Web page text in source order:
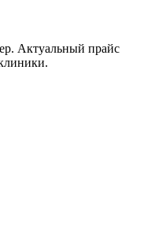
Актуальный прайс